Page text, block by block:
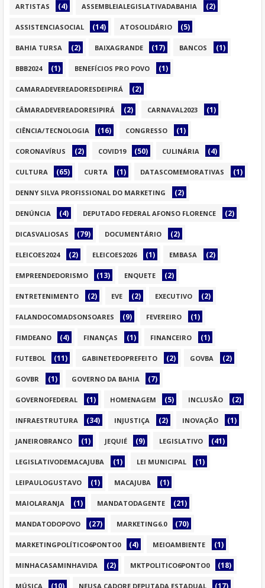
ARTISTAS (4) ASSEMBLEIALEGISLATIVADABAHIA (2)
ASSISTENCIASOCIAL (14) ATOSOLIDÁRIO (5)
BAHIA TURSA (2) BAIXAGRANDE (17) BANCOS (1)
BBB2024 (1) BENEFÍCIOS PRO POVO (1)
CAMARADEVEREADORESDEIPIRÁ (2)
CÂMARADEVEREADORESIPIRÁ (2) CARNAVAL2023 (1)
CIÊNCIA/TECNOLOGIA (16) CONGRESSO (1)
CORONAVÍRUS (2) COVID19 (50) CULINÁRIA (4)
CULTURA (65) CURTA (1) DATASCOMEMORATIVAS (1)
DENNY SILVA PROFISSIONAL DO MARKETING (2)
DENÚNCIA (4) DEPUTADO FEDERAL AFONSO FLORENCE (2)
DICASVALIOSAS (79) DOCUMENTÁRIO (2)
ELEICOES2024 (2) ELEICOES2026 (1) EMBASA (2)
EMPREENDEDORISMO (13) ENQUETE (2)
ENTRETENIMENTO (2) EVE (2) EXECUTIVO (2)
FALANDOCOMADSONSOARES (9) FEVEREIRO (1)
FIMDEANO (4) FINANÇAS (1) FINANCEIRO (1)
FUTEBOL (11) GABINETEDOPREFEITO (2) GOVBA (2)
GOVBR (1) GOVERNO DA BAHIA (7)
GOVERNOFEDERAL (1) HOMENAGEM (5) INCLUSÃO (2)
INFRAESTRUTURA (34) INJUSTIÇA (2) INOVAÇÃO (1)
JANEIROBRANCO (1) JEQUIÉ (9) LEGISLATIVO (41)
LEGISLATIVODEMACAJUBA (1) LEI MUNICIPAL (1)
LEIPAULOGUSTAVO (1) MACAJUBA (1)
MAIOLARANJA (1) MANDATODAGENTE (21)
MANDATODOPOVO (27) MARKETING6.0 (70)
MARKETINGPOLÍTICO6PONTO0 (4) MEIOAMBIENTE (1)
MINHACASAMINHAVIDA (2) MKTPOLITICO6PONTO0 (18)
MÚSICA (10) NEUSA CADORE DEPUTADA ESTADUAL (17)